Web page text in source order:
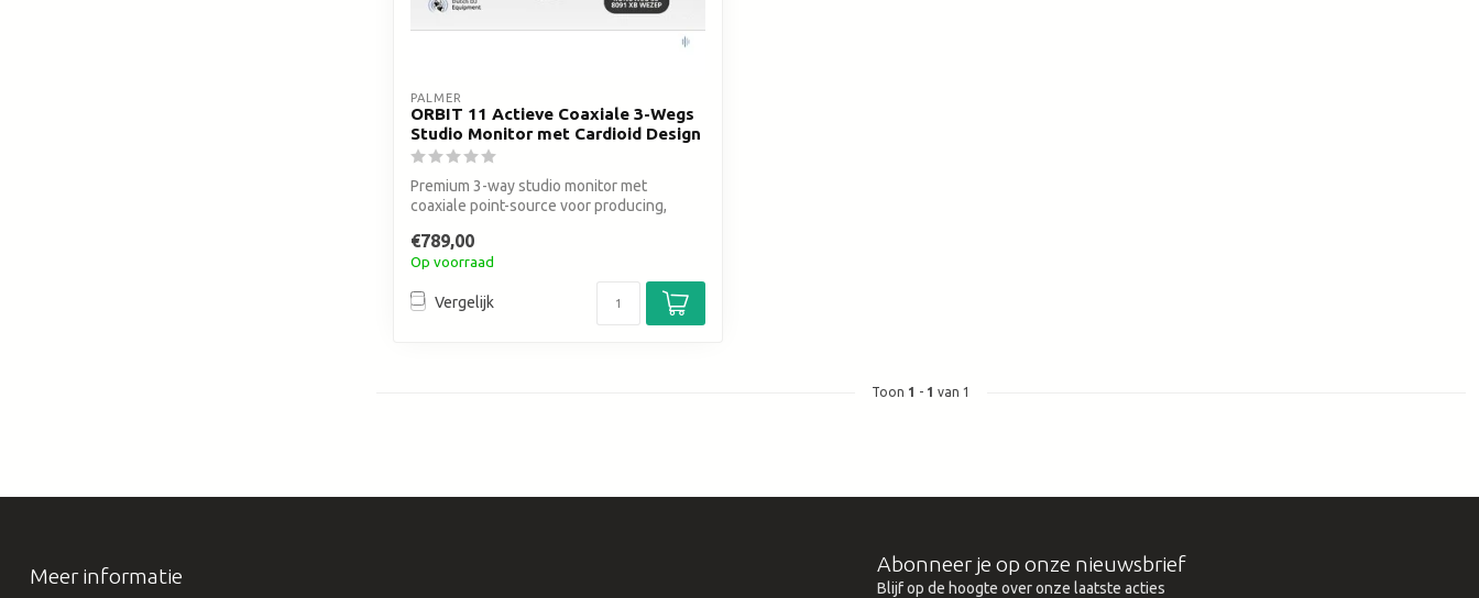
PALMER
ORBIT 11 Actieve Coaxiale 3-Wegs
Studio Monitor met Cardioid Design
Premium 3-way studio monitor met
coaxiale point-source voor producing,
€789,00
Op voorraad
Vergelijk
Toon 1 - 1 van 1
Meer informatie
Abonneer je op onze nieuwsbrief
Blijf op de hoogte over onze laatste acties